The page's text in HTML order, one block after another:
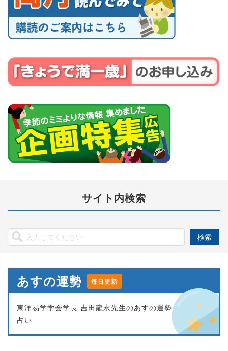
サイト内検索
あすの運勢 毎日更新
東洋易学学会学長 吉田龍永先生のあすの運勢
占い